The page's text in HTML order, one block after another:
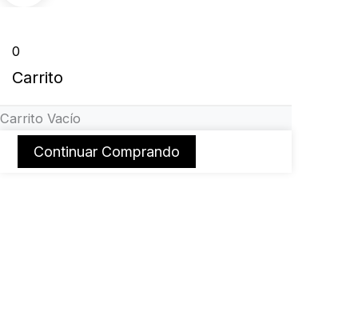
0
Carrito
Carrito Vacío
Continuar Comprando